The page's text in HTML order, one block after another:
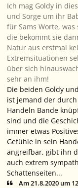
Ich mag Goldy in
und Sorge um ihr
für Sams Worte,
die bekommt sie
Natur aus erstmal
Extremsituationen
über sich
sehr an ihm!
Die beiden Goldy
ist jemand der
Handeln Bande
sind und die
immer etwas
Gefühle in sein
angreifbar, gibt ihn
auch extrem
Schattenseiten...
Am 21.8.2020 um